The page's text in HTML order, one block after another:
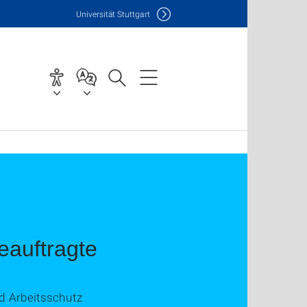
Universität Stuttgart
Arbeitsschutz